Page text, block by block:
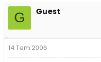
G Guest
14 Tem 2006